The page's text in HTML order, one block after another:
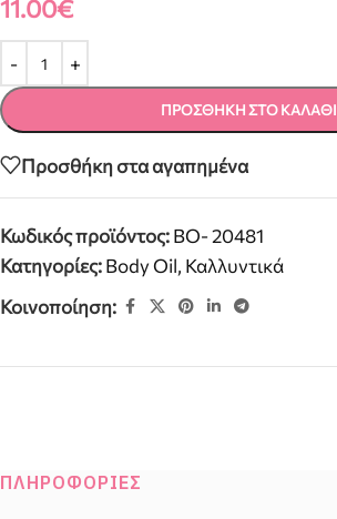
11.00€
ΠΡΟΣΘΉΚΗ ΣΤΟ ΚΑΛΆΘΙ
Προσθήκη στα αγαπημένα
Κωδικός προϊόντος:BO- 20481
Κατηγορίες:Body Oil, Καλλυντικά
Κοινοποίηση:
ΠΛΗΡΟΦΟΡΊΕΣ